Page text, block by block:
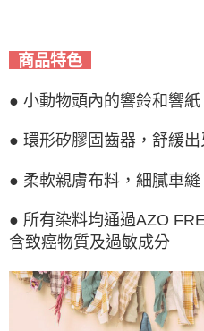
商品特色
● 小動物頭內的響鈴和響
● 環形矽膠固齒器，舒緩
● 柔軟親膚布料，細膩車縫
● 所有染料均通過AZO
含致癌物質及過敏成分